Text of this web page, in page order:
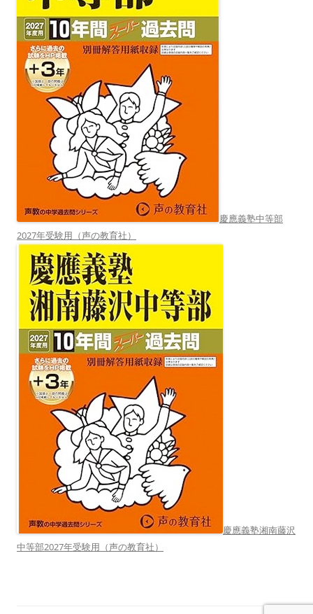
慶應義塾中等部
2027年受験用（声の教育社）
慶應義塾湘南藤沢
中等部2027年受験用（声の教育社）